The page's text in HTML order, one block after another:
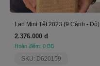
Lan Mini Tết 2023 (9 Cành - Đỏ)
2.376.000 đ
Hoàn điểm: 0 BB
SKU: D620159